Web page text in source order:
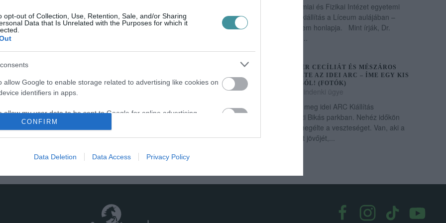
opt-out of Collection, Use, Retention, Sale, and/or Sharing
Data that Is Unrelated with the Purposes for which it
allow Google to enable storage related to advertising like cookies on
identifiers in apps.
allow my user data to be sent to Google for online advertising
identifiers in apps.
CONFIRM
Data Deletion Data Access Privacy Policy
Sándor Galéria, és mindjárt két kiállítással várja az
érdeklődőket. Az emeleti karzaton látható "Fények és
Dr. Kolláth Zoltán, a Kémiai és Fizikai Intézet egyetemi
tanárának képeiből nyílt kiállítás a Líceum aulájában –
számolt be az egri egyetem honlapja. Mint írják, Dr.
KIÁLLÍTÁSOK, BORKÓSTOLÓ, KONCERT: EZEK
PROGRAMJAI
2021. augusztus 22
száz ingyenes programot rendeznek idén a tizenöt éves
jubileumát ünneplő Ars Sacra Fesztivál keretében
szeptember 4. és 12. között, az egyik...
BUD SPENCERT, MÜLLER CECÍLIÁT ÉS MÉSZÁROS
LŐRINCET IS MEGIDÉZTE AZ IDEI ARC – ÍME EGY KIS
ÍZELÍTŐ A KIÁLLÍTÁSBÓL! (FOTÓK)
2021. szeptember 18
Mindenki ügye
Szeptember 17-én nyílt meg idei ARC Kiállítás
Budapesten, a XI. kerületi Bikás parkban. Nehéz időkön
vagyunk túl – mindenki megélte a veszteséget. Van, aki a
munkáját, a megtervezett jövőjét,...
2 3